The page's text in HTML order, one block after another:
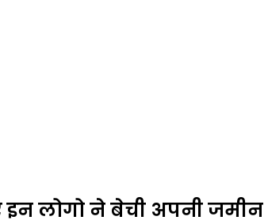
इन लोगो ने बेची अपनी जमीन